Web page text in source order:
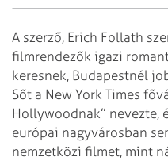
A szerző, Erich Follath
filmrendezők igazi
keresnek, Budapestnél
Sőt a New York Times
Hollywoodnak” nevezte,
európai nagyvárosban
nemzetközi filmet, mint